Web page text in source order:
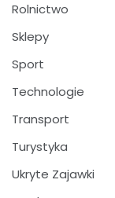
Rolnictwo
Sklepy
Sport
Technologie
Transport
Turystyka
Ukryte Zajawki